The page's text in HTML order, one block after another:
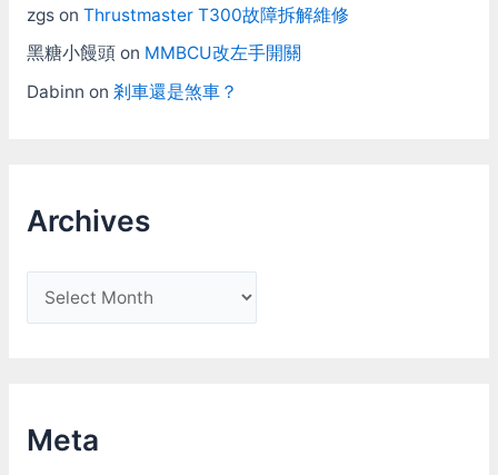
zgson Thrustmaster T300故障拆解維修
黑糖小饅頭on MMBCU改左手開關
Dabinn on 剎車還是煞車？
Archives
r
iMeta